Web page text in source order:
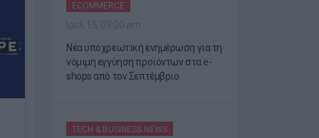
ECOMMERCE
Νέα υποχρεωτική ενημέρωση για τη
νόμιμη εγγύηση προϊόντων στα e-
shops από τον Σεπτέμβριο
TECH & BUSINESS NEWS